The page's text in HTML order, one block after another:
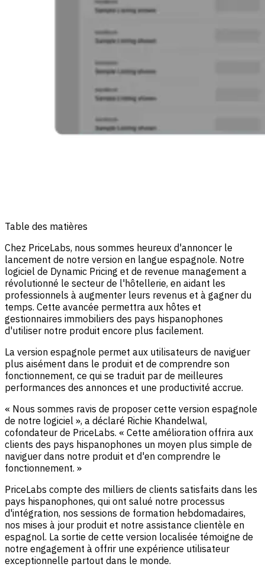
Table des matières
Chez PriceLabs, nous sommes heureux d'annoncer le
lancement de notre version en langue espagnole. Notre
logiciel de Dynamic Pricing et de revenue management a
révolutionné le secteur de l'hôtellerie, en aidant les
professionnels à augmenter leurs revenus et à gagner du
temps. Cette avancée permettra aux hôtes et
gestionnaires immobiliers des pays hispanophones
d'utiliser notre produit encore plus facilement.
La version espagnole permet aux utilisateurs de naviguer
plus aisément dans le produit et de comprendre son
fonctionnement, ce qui se traduit par de meilleures
performances des annonces et une productivité accrue.
« Nous sommes ravis de proposer cette version espagnole
de notre logiciel », a déclaré Richie Khandelwal,
cofondateur de PriceLabs. « Cette amélioration offrira aux
clients des pays hispanophones un moyen plus simple de
naviguer dans notre produit et d'en comprendre le
fonctionnement. »
PriceLabs compte des milliers de clients satisfaits dans les
pays hispanophones, qui ont salué notre processus
d'intégration, nos sessions de formation hebdomadaires,
nos mises à jour produit et notre assistance clientèle en
espagnol. La sortie de cette version localisée témoigne de
notre engagement à offrir une expérience utilisateur
exceptionnelle partout dans le monde.